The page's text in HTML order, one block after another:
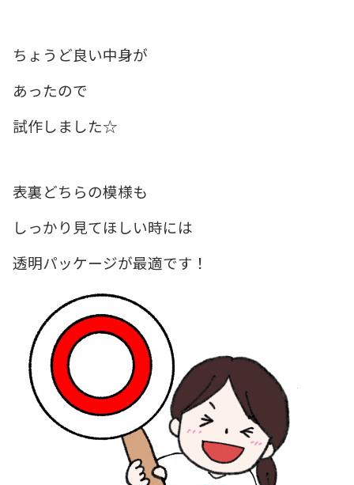
ちょうど良い中身が
あったので
試作しました☆
表裏どちらの模様も
しっかり見てほしい時には
透明パッケージが最適です！